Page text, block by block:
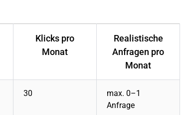
Klicks pro
Monat
Realistische
Anfragen pro
Monat
30
max. 0–1
Anfrage